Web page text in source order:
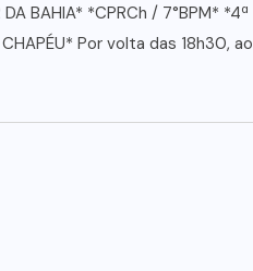
DA BAHIA* *CPRCh / 7°BPM* *4ª
Por volta das 18h30, ao